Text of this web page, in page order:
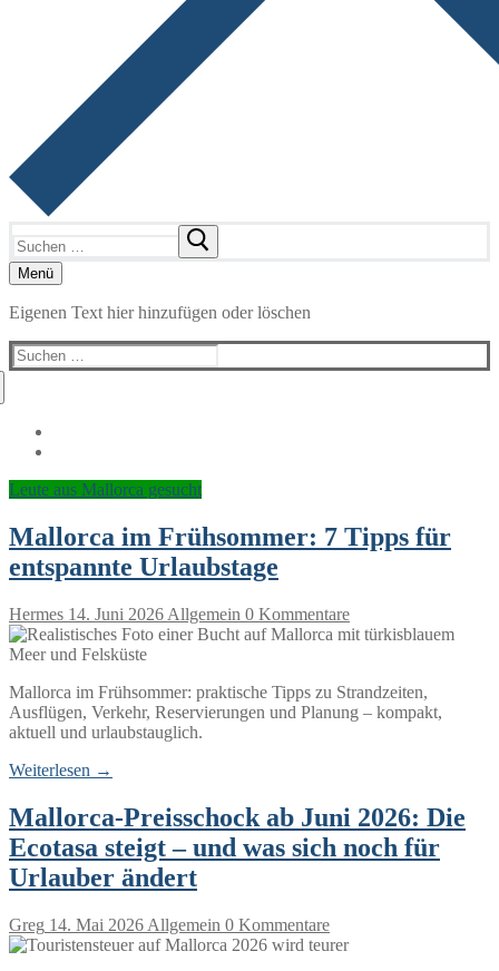
nach:
Menü
Eigenen Text hier hinzufügen oder löschen
Suchen
nach:
Leute aus Mallorca gesucht
Mallorca im Frühsommer: 7 Tipps für
entspannte Urlaubstage
Hermes 14. Juni 2026 Allgemein 0 Kommentare
Mallorca im Frühsommer: praktische Tipps zu Strandzeiten,
Ausflügen, Verkehr, Reservierungen und Planung – kompakt,
aktuell und urlaubstauglich.
Weiterlesen →
Mallorca-Preisschock ab Juni 2026: Die
Ecotasa steigt – und was sich noch für
Urlauber ändert
Greg 14. Mai 2026 Allgemein 0 Kommentare